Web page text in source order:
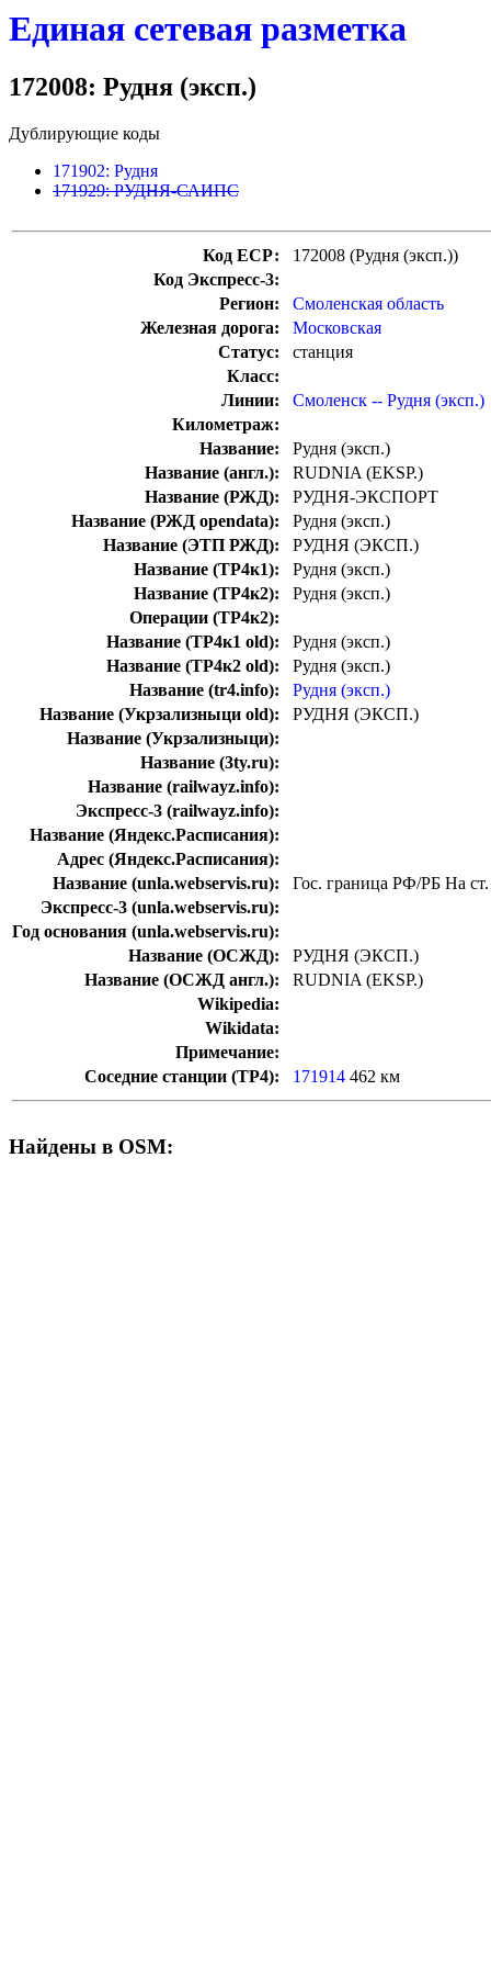
Единая сетевая разметка
172008: Рудня (эксп.)
Дублирующие коды
171902: Рудня
171929: РУДНЯ-САИПС
Код ЕСР:
172008 (Рудня (эксп.))
Код Экспресс-3:
Регион:
Смоленская область
Железная дорога:
Московская
Статус:
станция
Класс:
Линии:
Смоленск -- Рудня (эксп.)
Километраж:
Название:
Рудня (эксп.)
Название (англ.):
RUDNIA (EKSP.)
Название (РЖД):
РУДНЯ-ЭКСПОРТ
Название (РЖД opendata):
Рудня (эксп.)
Название (ЭТП РЖД):
РУДНЯ (ЭКСП.)
Название (ТР4к1):
Рудня (эксп.)
Название (ТР4к2):
Рудня (эксп.)
Операции (ТР4к2):
Название (ТР4к1 old):
Рудня (эксп.)
Название (ТР4к2 old):
Рудня (эксп.)
Название (tr4.info):
Рудня (эксп.)
Название (Укрзализныци old):
РУДНЯ (ЭКСП.)
Название (Укрзализныци):
Название (3ty.ru):
Название (railwayz.info):
Экспресс-3 (railwayz.info):
Название (Яндекс.Расписания):
Адрес (Яндекс.Расписания):
Название (unla.webservis.ru):
Гос. граница РФ/РБ На
Экспресс-3 (unla.webservis.ru):
Год основания (unla.webservis.ru):
Название (ОСЖД):
РУДНЯ (ЭКСП.)
Название (ОСЖД англ.):
RUDNIA (EKSP.)
Wikipedia:
Wikidata:
Примечание:
Соседние станции (ТР4):
171914 462 км
Найдены в OSM: